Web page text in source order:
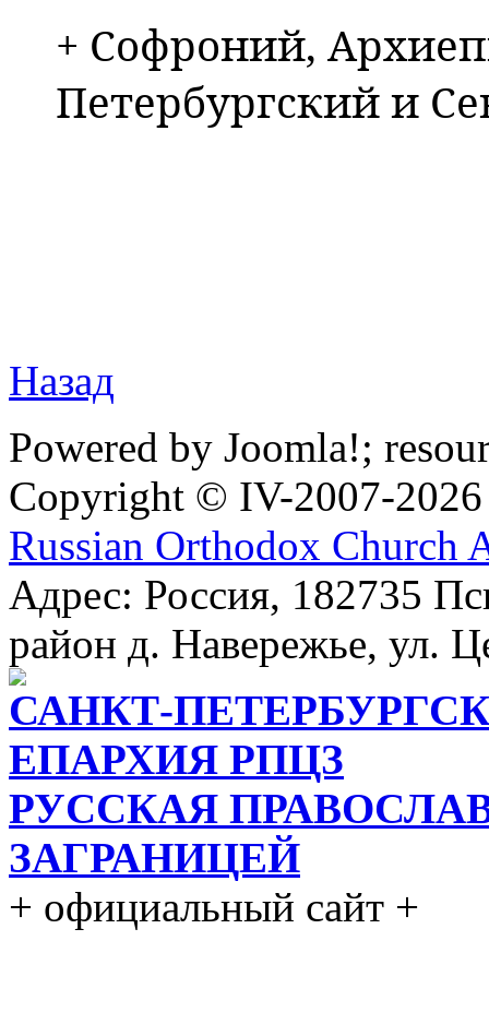
+ Софроний,
Петербургский и
Назад
Powered by Joomla!;
Copyright © IV-2007-2026
Russian Orthodox Church
Адрес: Россия, 182735
район д. Навережье, ул.
САНКТ-
ЕПАРХИЯ РПЦЗ
РУССКАЯ
ЗАГРАНИЦЕЙ
+ официальный сайт +